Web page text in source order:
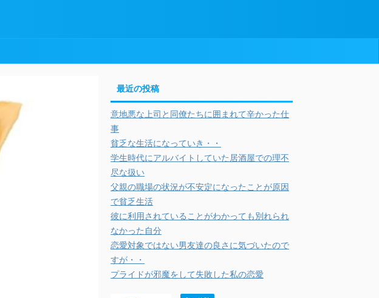
最近の投稿
意地悪な上司と同僚たちに囲まれて辛かった仕
事
貧乏な生活になっていき・・
学生時代にアルバイトしていた居酒屋での理不
尽な扱い
父親の職場の状況が不安定になったことが原因
で貧乏生活
彼に利用されていることがわかっても別れられ
なかった自分
恋愛対象ではない男友達の良さに気づいたので
すが・・
プライドが邪魔をして失敗した私の恋愛